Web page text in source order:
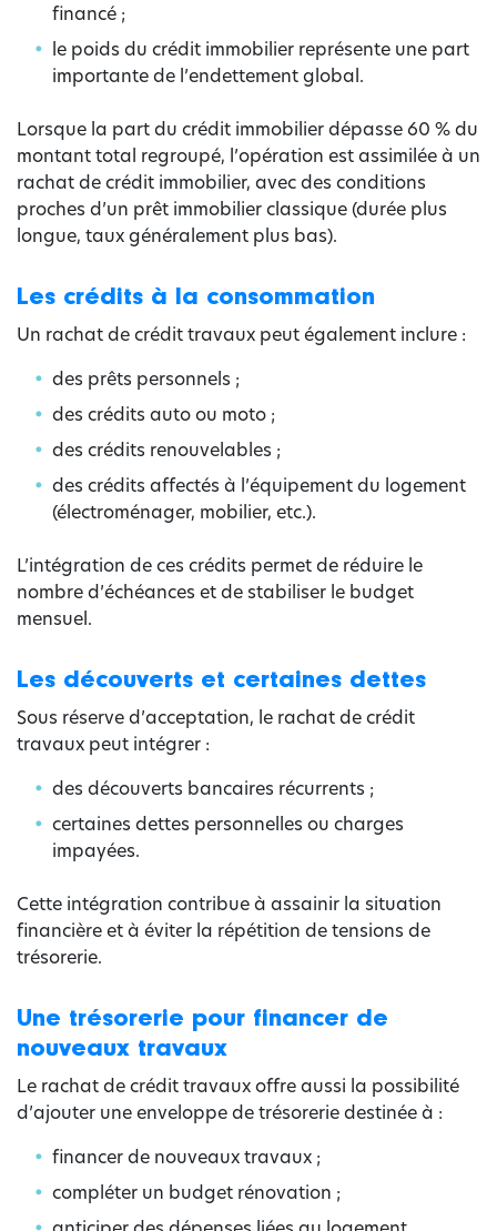
financé ;
le poids du crédit immobilier représente une part
importante de l’endettement global.
Lorsque la part du crédit immobilier dépasse 60 % du
montant total regroupé, l’opération est assimilée à un
rachat de crédit immobilier, avec des conditions
proches d’un prêt immobilier classique (durée plus
longue, taux généralement plus bas).
Les crédits à la consommation
Un rachat de crédit travaux peut également inclure :
des prêts personnels ;
des crédits auto ou moto ;
des crédits renouvelables ;
des crédits affectés à l’équipement du logement
(électroménager, mobilier, etc.).
L’intégration de ces crédits permet de réduire le
nombre d’échéances et de stabiliser le budget
mensuel.
Les découverts et certaines dettes
Sous réserve d’acceptation, le rachat de crédit
travaux peut intégrer :
des découverts bancaires récurrents ;
certaines dettes personnelles ou charges
impayées.
Cette intégration contribue à assainir la situation
financière et à éviter la répétition de tensions de
trésorerie.
Une trésorerie pour financer de
nouveaux travaux
Le rachat de crédit travaux offre aussi la possibilité
d’ajouter une enveloppe de trésorerie destinée à :
financer de nouveaux travaux ;
compléter un budget rénovation ;